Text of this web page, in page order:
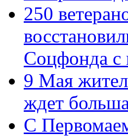
250
Соцфонда с
9 Мая
ждет
C